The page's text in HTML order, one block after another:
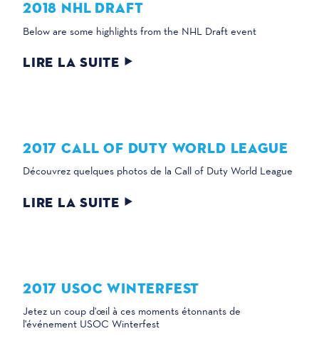
2018 NHL DRAFT
Below are some highlights from the NHL Draft event
LIRE LA SUITE
2017 CALL OF DUTY WORLD LEAGUE
Découvrez quelques photos de la Call of Duty World League
LIRE LA SUITE
2017 USOC WINTERFEST
Jetez un coup d'œil à ces moments étonnants de
l'événement USOC Winterfest